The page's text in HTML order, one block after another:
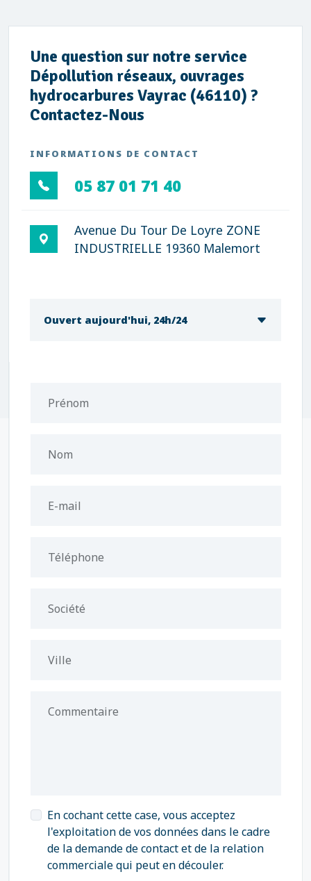
Une question sur notre service
Dépollution réseaux, ouvrages
hydrocarbures Vayrac (46110) ?
Contactez-Nous
INFORMATIONS DE CONTACT
05 87 01 71 40
Avenue Du Tour De Loyre ZONE
INDUSTRIELLE 19360 Malemort
Ouvert aujourd'hui, 24h/24
Prénom
Nom
E-mail
Téléphone
Société
Ville
Commentaire
En cochant cette case, vous acceptez
l'exploitation de vos données dans le cadre
de la demande de contact et de la relation
commerciale qui peut en découler.